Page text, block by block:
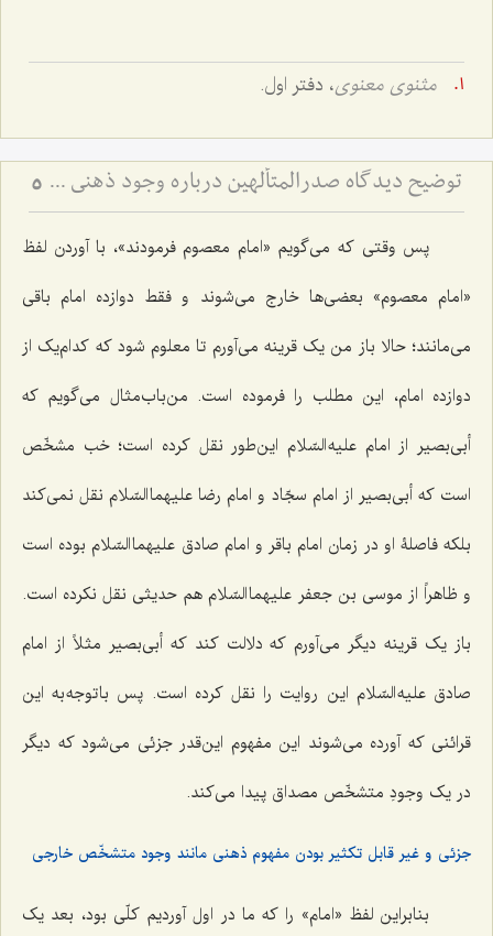
مثنوی معنوی، دفتر اول.
توضیح دیدگاه صدرالمتألهین درباره وجود ذهنی - نسبت حمل اولی ذاتی و حمل شایع در حل اشکال جزئی و کلی 5
پس وقتی که می‌گویم «امام معصوم فرمودند»، با آوردن لفظ
«امام معصوم» بعضی‌ها خارج می‌شوند و فقط دوازده امام باقی
می‌مانند؛ حالا باز من یک قرینه می‌آورم تا معلوم شود که کدام‌یک از
دوازده امام، این مطلب را فرموده است. من‌باب‌مثال می‌گویم که
أبی‌بصیر از امام علیه السّلام این‌طور نقل کرده است؛ خب مشخّص
است که أبی‌بصیر از امام سجّاد و امام رضا علیهما السّلام نقل نمی‌کند
بلکه فاصلۀ او در زمان امام باقر و امام صادق علیهما السّلام بوده است
و ظاهراً از موسی بن جعفر علیهما السّلام هم حدیثی نقل نکرده است.
باز یک قرینه دیگر می‌آورم که دلالت کند که أبی‌بصیر مثلاً از امام
صادق علیه السّلام این روایت را نقل کرده است. پس با توجه به این
قرائنی که آورده می‌شوند این مفهوم این‌قدر جزئی می‌شود که دیگر
در یک وجودِ متشخّص مصداق پیدا می‌کند.
جزئی و غیر قابل تکثیر بودن مفهوم ذهنی مانند وجود متشخّص خارجی
بنابراین لفظ «امام» را که ما در اول آوردیم کلّی بود، بعد یک